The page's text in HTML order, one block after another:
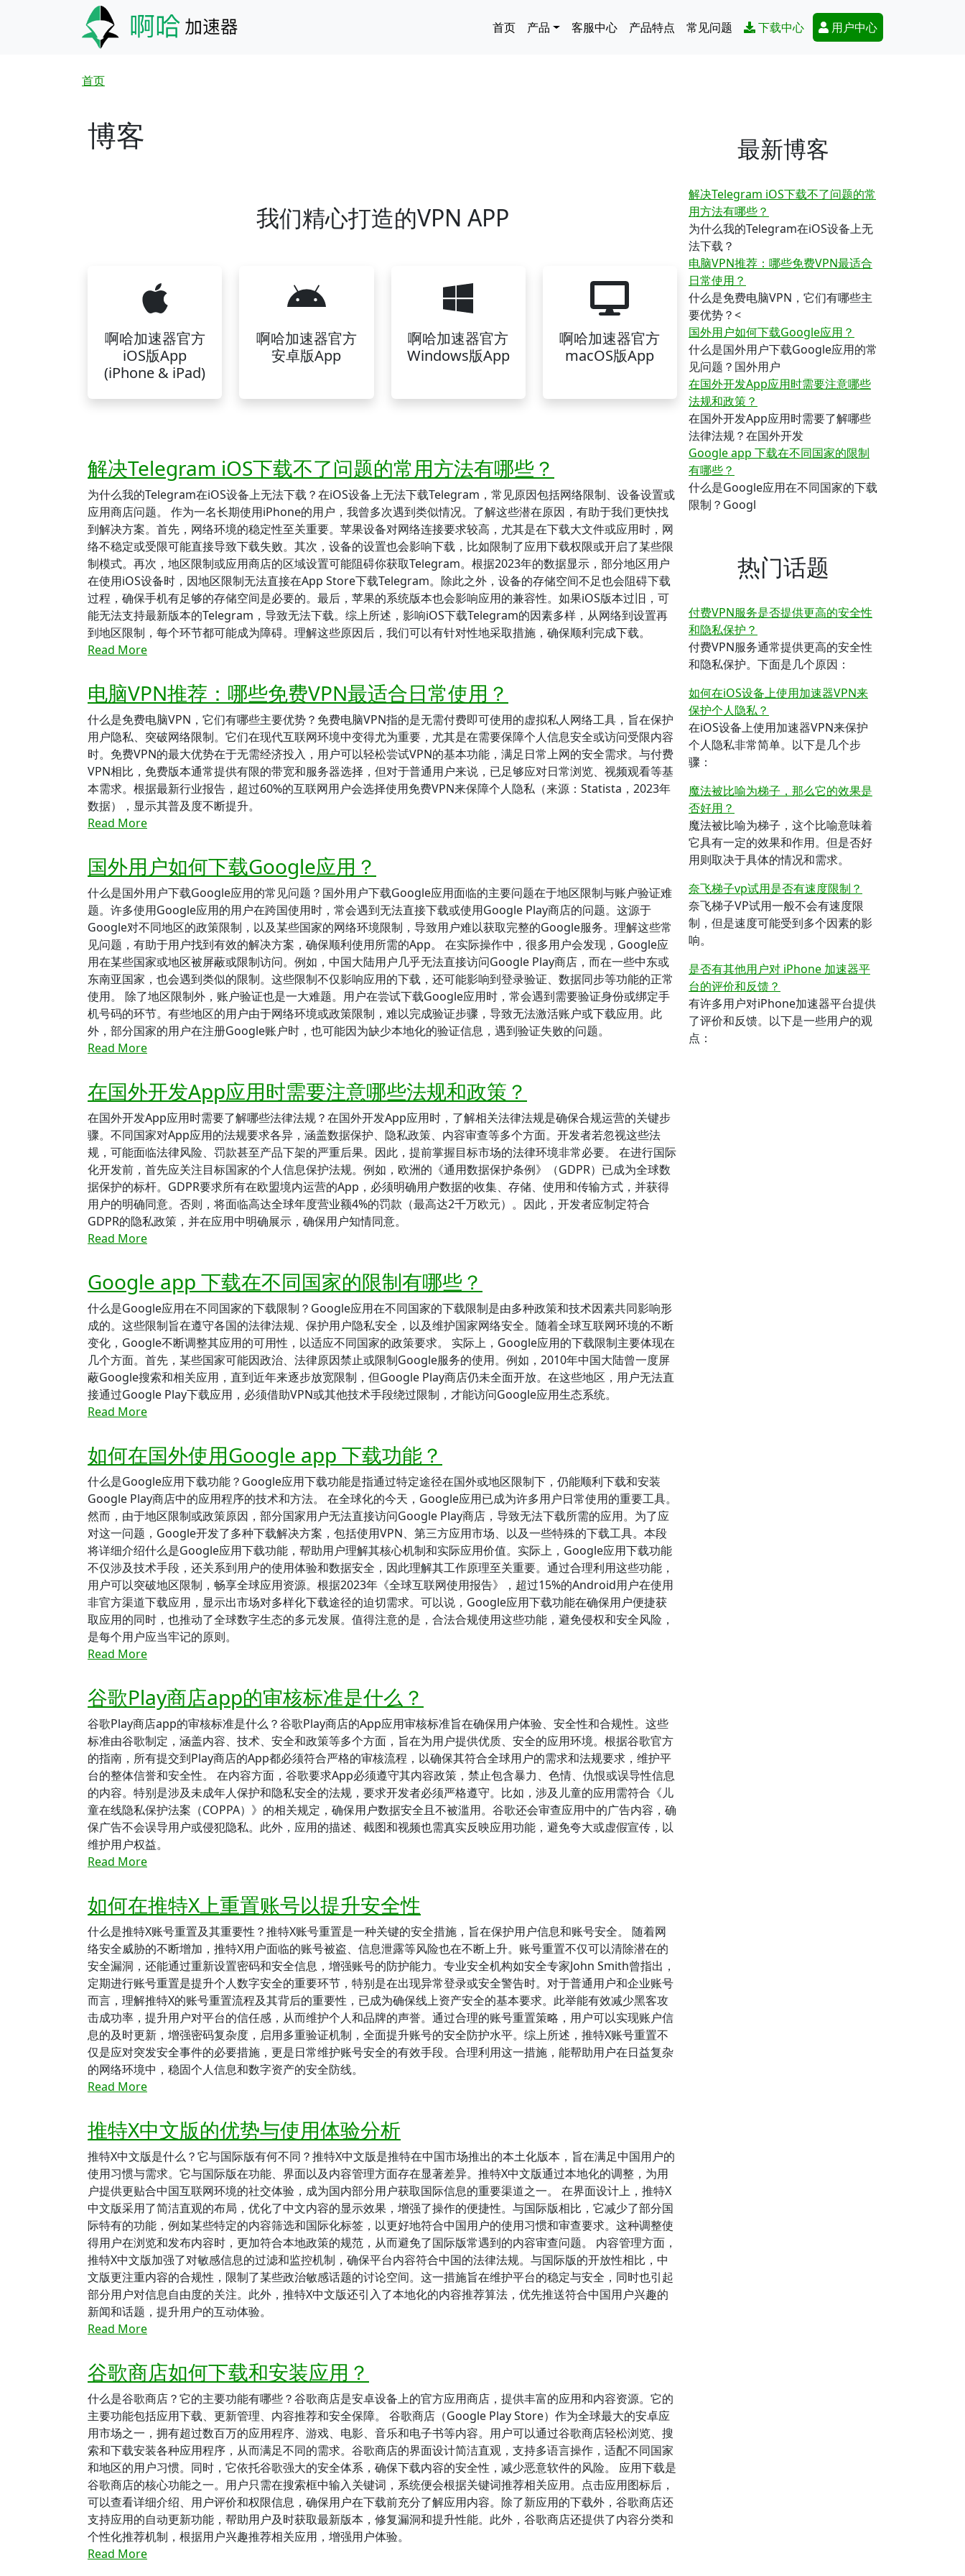
主导航
首页 产品 客服中心 产品特点 常见问题 下载中心 Secondary Menu
用户中心
面包屑
首页
博客
我们精心打造的VPN APP
啊哈加速器官方
iOS版App
(iPhone & iPad)
啊哈加速器官方
安卓版App
啊哈加速器官方
Windows版App
啊哈加速器官方
macOS版App
解决Telegram iOS下载不了问题的常用方法有哪些？
为什么我的Telegram在iOS设备上无法下载？在iOS设备上无法下载Telegram，常见原因包括网络限制、设备设置或
应用商店问题。 作为一名长期使用iPhone的用户，我曾多次遇到类似情况。了解这些潜在原因，有助于我们更快找
到解决方案。首先，网络环境的稳定性至关重要。苹果设备对网络连接要求较高，尤其是在下载大文件或应用时，网
络不稳定或受限可能直接导致下载失败。其次，设备的设置也会影响下载，比如限制了应用下载权限或开启了某些限
制模式。再次，地区限制或应用商店的区域设置可能阻碍你获取Telegram。根据2023年的数据显示，部分地区用户
在使用iOS设备时，因地区限制无法直接在App Store下载Telegram。除此之外，设备的存储空间不足也会阻碍下载
过程，确保手机有足够的存储空间是必要的。最后，苹果的系统版本也会影响应用的兼容性。如果iOS版本过旧，可
能无法支持最新版本的Telegram，导致无法下载。综上所述，影响iOS下载Telegram的因素多样，从网络到设置再
到地区限制，每个环节都可能成为障碍。理解这些原因后，我们可以有针对性地采取措施，确保顺利完成下载。
Read More
电脑VPN推荐：哪些免费VPN最适合日常使用？
什么是免费电脑VPN，它们有哪些主要优势？免费电脑VPN指的是无需付费即可使用的虚拟私人网络工具，旨在保护
用户隐私、突破网络限制。它们在现代互联网环境中变得尤为重要，尤其是在需要保障个人信息安全或访问受限内容
时。免费VPN的最大优势在于无需经济投入，用户可以轻松尝试VPN的基本功能，满足日常上网的安全需求。与付费
VPN相比，免费版本通常提供有限的带宽和服务器选择，但对于普通用户来说，已足够应对日常浏览、视频观看等基
本需求。根据最新行业报告，超过60%的互联网用户会选择使用免费VPN来保障个人隐私（来源：Statista，2023年
数据），显示其普及度不断提升。
Read More
国外用户如何下载Google应用？
什么是国外用户下载Google应用的常见问题？国外用户下载Google应用面临的主要问题在于地区限制与账户验证难
题。许多使用Google应用的用户在跨国使用时，常会遇到无法直接下载或使用Google Play商店的问题。这源于
Google对不同地区的政策限制，以及某些国家的网络环境限制，导致用户难以获取完整的Google服务。理解这些常
见问题，有助于用户找到有效的解决方案，确保顺利使用所需的App。 在实际操作中，很多用户会发现，Google应
用在某些国家或地区被屏蔽或限制访问。例如，中国大陆用户几乎无法直接访问Google Play商店，而在一些中东或
东南亚国家，也会遇到类似的限制。这些限制不仅影响应用的下载，还可能影响到登录验证、数据同步等功能的正常
使用。 除了地区限制外，账户验证也是一大难题。用户在尝试下载Google应用时，常会遇到需要验证身份或绑定手
机号码的环节。有些地区的用户由于网络环境或政策限制，难以完成验证步骤，导致无法激活账户或下载应用。此
外，部分国家的用户在注册Google账户时，也可能因为缺少本地化的验证信息，遇到验证失败的问题。
Read More
在国外开发App应用时需要注意哪些法规和政策？
在国外开发App应用时需要了解哪些法律法规？在国外开发App应用时，了解相关法律法规是确保合规运营的关键步
骤。不同国家对App应用的法规要求各异，涵盖数据保护、隐私政策、内容审查等多个方面。开发者若忽视这些法
规，可能面临法律风险、罚款甚至产品下架的严重后果。因此，提前掌握目标市场的法律环境非常必要。 在进行国际
化开发前，首先应关注目标国家的个人信息保护法规。例如，欧洲的《通用数据保护条例》（GDPR）已成为全球数
据保护的标杆。GDPR要求所有在欧盟境内运营的App，必须明确用户数据的收集、存储、使用和传输方式，并获得
用户的明确同意。否则，将面临高达全球年度营业额4%的罚款（最高达2千万欧元）。因此，开发者应制定符合
GDPR的隐私政策，并在应用中明确展示，确保用户知情同意。
Read More
Google app 下载在不同国家的限制有哪些？
什么是Google应用在不同国家的下载限制？Google应用在不同国家的下载限制是由多种政策和技术因素共同影响形
成的。这些限制旨在遵守各国的法律法规、保护用户隐私安全，以及维护国家网络安全。随着全球互联网环境的不断
变化，Google不断调整其应用的可用性，以适应不同国家的政策要求。 实际上，Google应用的下载限制主要体现在
几个方面。首先，某些国家可能因政治、法律原因禁止或限制Google服务的使用。例如，2010年中国大陆曾一度屏
蔽Google搜索和相关应用，直到近年来逐步放宽限制，但Google Play商店仍未全面开放。在这些地区，用户无法直
接通过Google Play下载应用，必须借助VPN或其他技术手段绕过限制，才能访问Google应用生态系统。
Read More
如何在国外使用Google app 下载功能？
什么是Google应用下载功能？Google应用下载功能是指通过特定途径在国外或地区限制下，仍能顺利下载和安装
Google Play商店中的应用程序的技术和方法。 在全球化的今天，Google应用已成为许多用户日常使用的重要工具。
然而，由于地区限制或政策原因，部分国家用户无法直接访问Google Play商店，导致无法下载所需的应用。为了应
对这一问题，Google开发了多种下载解决方案，包括使用VPN、第三方应用市场、以及一些特殊的下载工具。本段
将详细介绍什么是Google应用下载功能，帮助用户理解其核心机制和实际应用价值。实际上，Google应用下载功能
不仅涉及技术手段，还关系到用户的使用体验和数据安全，因此理解其工作原理至关重要。通过合理利用这些功能，
用户可以突破地区限制，畅享全球应用资源。根据2023年《全球互联网使用报告》，超过15%的Android用户在使用
非官方渠道下载应用，显示出市场对多样化下载途径的迫切需求。可以说，Google应用下载功能在确保用户便捷获
取应用的同时，也推动了全球数字生态的多元发展。值得注意的是，合法合规使用这些功能，避免侵权和安全风险，
是每个用户应当牢记的原则。
Read More
谷歌Play商店app的审核标准是什么？
谷歌Play商店app的审核标准是什么？谷歌Play商店的App应用审核标准旨在确保用户体验、安全性和合规性。这些
标准由谷歌制定，涵盖内容、技术、安全和政策等多个方面，旨在为用户提供优质、安全的应用环境。根据谷歌官方
的指南，所有提交到Play商店的App都必须符合严格的审核流程，以确保其符合全球用户的需求和法规要求，维护平
台的整体信誉和安全性。 在内容方面，谷歌要求App必须遵守其内容政策，禁止包含暴力、色情、仇恨或误导性信息
的内容。特别是涉及未成年人保护和隐私安全的法规，要求开发者必须严格遵守。比如，涉及儿童的应用需符合《儿
童在线隐私保护法案（COPPA）》的相关规定，确保用户数据安全且不被滥用。谷歌还会审查应用中的广告内容，确
保广告不会误导用户或侵犯隐私。此外，应用的描述、截图和视频也需真实反映应用功能，避免夸大或虚假宣传，以
维护用户权益。
Read More
如何在推特X上重置账号以提升安全性
什么是推特X账号重置及其重要性？推特X账号重置是一种关键的安全措施，旨在保护用户信息和账号安全。 随着网
络安全威胁的不断增加，推特X用户面临的账号被盗、信息泄露等风险也在不断上升。账号重置不仅可以清除潜在的
安全漏洞，还能通过重新设置密码和安全信息，增强账号的防护能力。专业安全机构如安全专家John Smith曾指出，
定期进行账号重置是提升个人数字安全的重要环节，特别是在出现异常登录或安全警告时。对于普通用户和企业账号
而言，理解推特X的账号重置流程及其背后的重要性，已成为确保线上资产安全的基本要求。此举能有效减少黑客攻
击成功率，提升用户对平台的信任感，从而维护个人和品牌的声誉。通过合理的账号重置策略，用户可以实现账户信
息的及时更新，增强密码复杂度，启用多重验证机制，全面提升账号的安全防护水平。综上所述，推特X账号重置不
仅是应对突发安全事件的必要措施，更是日常维护账号安全的有效手段。合理利用这一措施，能帮助用户在日益复杂
的网络环境中，稳固个人信息和数字资产的安全防线。
Read More
推特X中文版的优势与使用体验分析
推特X中文版是什么？它与国际版有何不同？推特X中文版是推特在中国市场推出的本土化版本，旨在满足中国用户的
使用习惯与需求。它与国际版在功能、界面以及内容管理方面存在显著差异。推特X中文版通过本地化的调整，为用
户提供更贴合中国互联网环境的社交体验，成为国内部分用户获取国际信息的重要渠道之一。 在界面设计上，推特X
中文版采用了简洁直观的布局，优化了中文内容的显示效果，增强了操作的便捷性。与国际版相比，它减少了部分国
际特有的功能，例如某些特定的内容筛选和国际化标签，以更好地符合中国用户的使用习惯和审查要求。这种调整使
得用户在浏览和发布内容时，更加符合本地政策的规范，从而避免了国际版常遇到的内容审查问题。 内容管理方面，
推特X中文版加强了对敏感信息的过滤和监控机制，确保平台内容符合中国的法律法规。与国际版的开放性相比，中
文版更注重内容的合规性，限制了某些政治敏感话题的讨论空间。这一措施旨在维护平台的稳定与安全，同时也引起
部分用户对信息自由度的关注。此外，推特X中文版还引入了本地化的内容推荐算法，优先推送符合中国用户兴趣的
新闻和话题，提升用户的互动体验。
Read More
谷歌商店如何下载和安装应用？
什么是谷歌商店？它的主要功能有哪些？谷歌商店是安卓设备上的官方应用商店，提供丰富的应用和内容资源。它的
主要功能包括应用下载、更新管理、内容推荐和安全保障。 谷歌商店（Google Play Store）作为全球最大的安卓应
用市场之一，拥有超过数百万的应用程序、游戏、电影、音乐和电子书等内容。用户可以通过谷歌商店轻松浏览、搜
索和下载安装各种应用程序，从而满足不同的需求。谷歌商店的界面设计简洁直观，支持多语言操作，适配不同国家
和地区的用户习惯。同时，它依托谷歌强大的安全体系，确保下载内容的安全性，减少恶意软件的风险。 应用下载是
谷歌商店的核心功能之一。用户只需在搜索框中输入关键词，系统便会根据关键词推荐相关应用。点击应用图标后，
可以查看详细介绍、用户评价和权限信息，确保用户在下载前充分了解应用内容。除了新应用的下载外，谷歌商店还
支持应用的自动更新功能，帮助用户及时获取最新版本，修复漏洞和提升性能。此外，谷歌商店还提供了内容分类和
个性化推荐机制，根据用户兴趣推荐相关应用，增强用户体验。
Read More
最新博客
解决Telegram iOS下载不了问题的常
用方法有哪些？
为什么我的Telegram在iOS设备上无
法下载？
电脑VPN推荐：哪些免费VPN最适合
日常使用？
什么是免费电脑VPN，它们有哪些主
要优势？<
国外用户如何下载Google应用？
什么是国外用户下载Google应用的常
见问题？国外用户
在国外开发App应用时需要注意哪些
法规和政策？
在国外开发App应用时需要了解哪些
法律法规？在国外开发
Google app 下载在不同国家的限制
有哪些？
什么是Google应用在不同国家的下载
限制？Googl
热门话题
付费VPN服务是否提供更高的安全性
和隐私保护？
付费VPN服务通常提供更高的安全性
和隐私保护。下面是几个原因：
如何在iOS设备上使用加速器VPN来
保护个人隐私？
在iOS设备上使用加速器VPN来保护
个人隐私非常简单。以下是几个步
骤：
魔法被比喻为梯子，那么它的效果是
否好用？
魔法被比喻为梯子，这个比喻意味着
它具有一定的效果和作用。但是否好
用则取决于具体的情况和需求。
奈飞梯子vp试用是否有速度限制？
奈飞梯子VP试用一般不会有速度限
制，但是速度可能受到多个因素的影
响。
是否有其他用户对 iPhone 加速器平
台的评价和反馈？
有许多用户对iPhone加速器平台提供
了评价和反馈。以下是一些用户的观
点：